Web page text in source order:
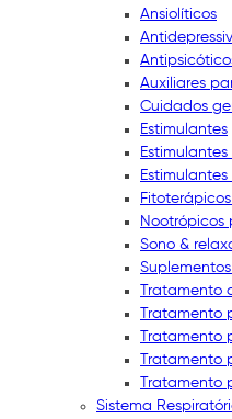
Ansiolíticos
Auxiliares
Cuidados
Estimulantes
Nootrópicos
Sono &
Tratamento
Tratamento
Tratamento
Tratamento
Tratamento
Sistema